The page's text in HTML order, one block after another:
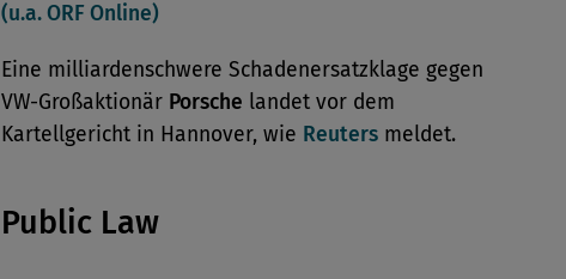
(u.a. ORF Online)
Eine milliardenschwere Schadenersatzklage gegen
VW-Großaktionär Porsche landet vor dem
Kartellgericht in Hannover, wie Reuters meldet.
Public Law